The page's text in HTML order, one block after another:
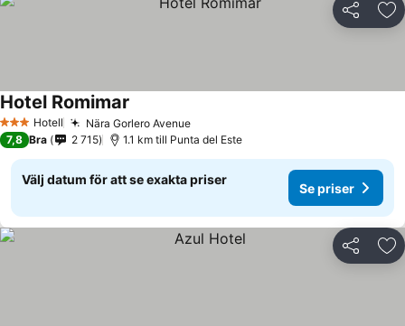
Dela
3 StjärnorHotell Nära Gorlero Avenue
Hotel Romimar
7,8 Bra 2 715 1.1 km till Punta del Este
Välj datum för att se exakta priser
Se priser
Dela